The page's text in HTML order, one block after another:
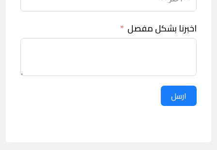
اخبرنا بشكل مفصل
ارسل